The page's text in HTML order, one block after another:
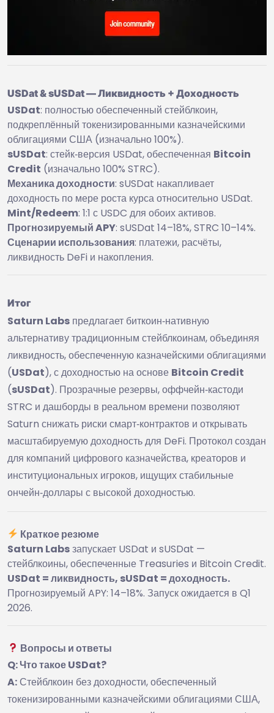
USDat & sUSDat — Ликвидность + Доходность
USDat: полностью обеспеченный стейблкоин,
подкреплённый токенизированными казначейскими
облигациями США (изначально 100%).
sUSDat: стейк‑версия USDat, обеспеченная Bitcoin
Credit (изначально 100% STRC).
Механика доходности: sUSDat накапливает
доходность по мере роста курса относительно USDat.
Mint/Redeem: 1:1 с USDC для обоих активов.
Прогнозируемый APY: sUSDat 14–18%, STRC 10–14%.
Сценарии использования: платежи, расчёты,
ликвидность DeFi и накопления.
Итог
Saturn Labs предлагает биткоин‑нативную
альтернативу традиционным стейблкоинам, объединяя
ликвидность, обеспеченную казначейскими облигациями
(USDat), с доходностью на основе Bitcoin Credit
(sUSDat). Прозрачные резервы, оффчейн‑кастоди
STRC и дашборды в реальном времени позволяют
Saturn снижать риски смарт‑контрактов и открывать
масштабируемую доходность для DeFi. Протокол создан
для компаний цифрового казначейства, креаторов и
институциональных игроков, ищущих стабильные
ончейн‑доллары с высокой доходностью.
Краткое резюме
Saturn Labsзапускает USDat и sUSDat —
стейблкоины, обеспеченные Treasuries и Bitcoin Credit.
USDat = ликвидность, sUSDat = доходность.
Прогнозируемый APY: 14–18%. Запуск ожидается в Q1
2026.
Вопросы и ответы
Q: Что такое USDat?
A: Стейблкоин без доходности, обеспеченный
токенизированными казначейскими облигациями США,